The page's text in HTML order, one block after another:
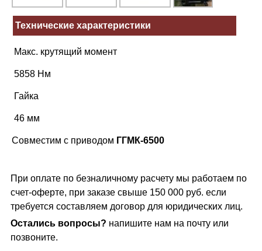
Технические характеристики
Макс. крутящий момент
5858 Нм
Гайка
46 мм
Совместим с приводом ГГМК-6500
При оплате по безналичному расчету мы работаем по
счет-оферте, при заказе свыше 150 000 руб. если
требуется составляем договор для юридических лиц.
Остались вопросы? напишите нам на почту или
позвоните.